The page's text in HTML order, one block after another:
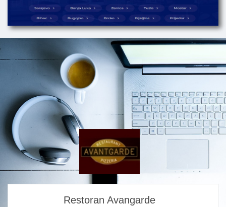
Restoran Avangarde